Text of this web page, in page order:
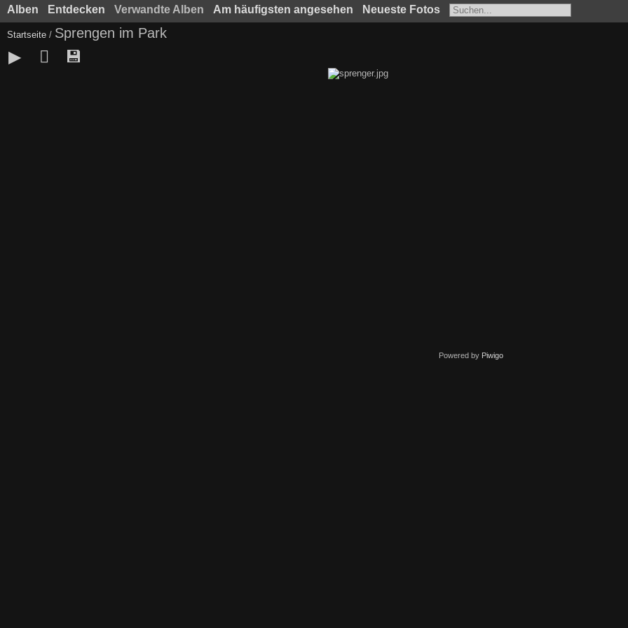
Alben Entdecken Verwandte Alben Am häufigsten angesehen Neueste Fotos
Startseite / Sprengen im Park
Powered by Piwigo